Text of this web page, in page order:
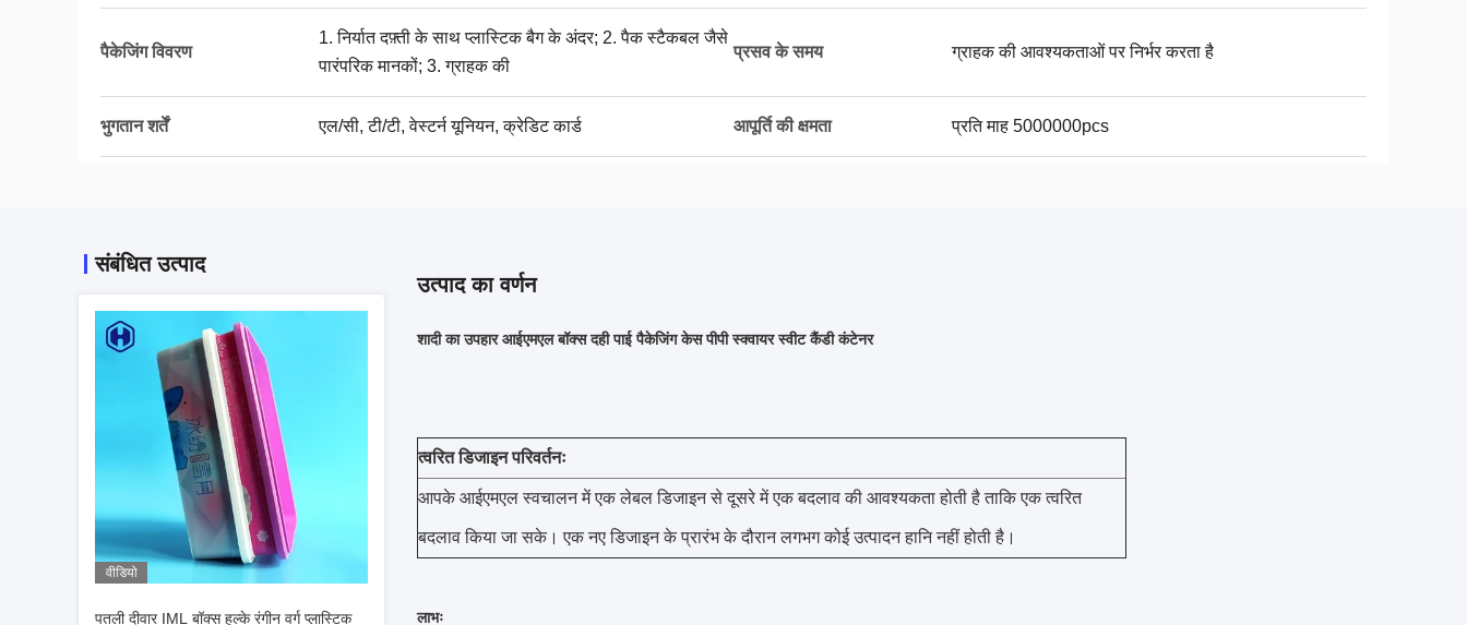
पैकेजिंग विवरण
1. निर्यात दफ़्ती के साथ प्लास्टिक बैग के अंदर; 2. पैक स्टैकबल जैसे
पारंपरिक मानकों; 3. ग्राहक की
प्रसव के समय ग्राहक की आवश्यकताओं पर निर्भर करता है
भुगतान शर्तें एल/सी, टी/टी, वेस्टर्न यूनियन, क्रेडिट कार्ड आपूर्ति की क्षमता प्रति माह 5000000pcs
संबंधित उत्पाद
वीडियो
पतली दीवार IML बॉक्स हल्के रंगीन वर्ग प्लास्टिक
उत्पाद का वर्णन
शादी का उपहार आईएमएल बॉक्स दही पाई पैकेजिंग केस पीपी स्क्वायर स्वीट कैंडी कंटेनर
त्वरित डिजाइन परिवर्तनः
आपके आईएमएल स्वचालन में एक लेबल डिजाइन से दूसरे में एक बदलाव की आवश्यकता होती है ताकि एक त्वरित
बदलाव किया जा सके। एक नए डिजाइन के प्रारंभ के दौरान लगभग कोई उत्पादन हानि नहीं होती है।
लाभः